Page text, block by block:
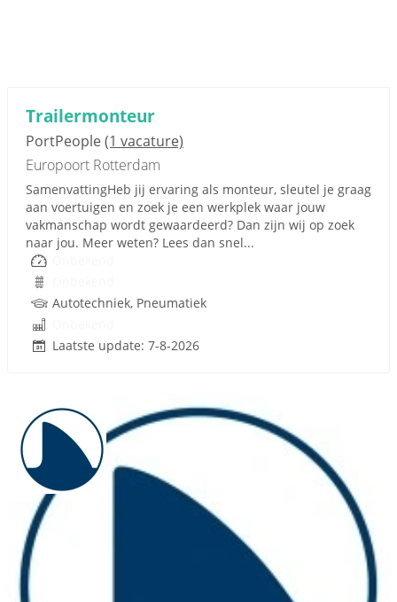
Trailermonteur
PortPeople(1 vacature)
Europoort Rotterdam
SamenvattingHeb jij ervaring als monteur, sleutel je graag
aan voertuigen en zoek je een werkplek waar jouw
vakmanschap wordt gewaardeerd? Dan zijn wij op zoek
naar jou. Meer weten? Lees dan snel...
Autotechniek, Pneumatiek
Laatste update: 7-8-2026